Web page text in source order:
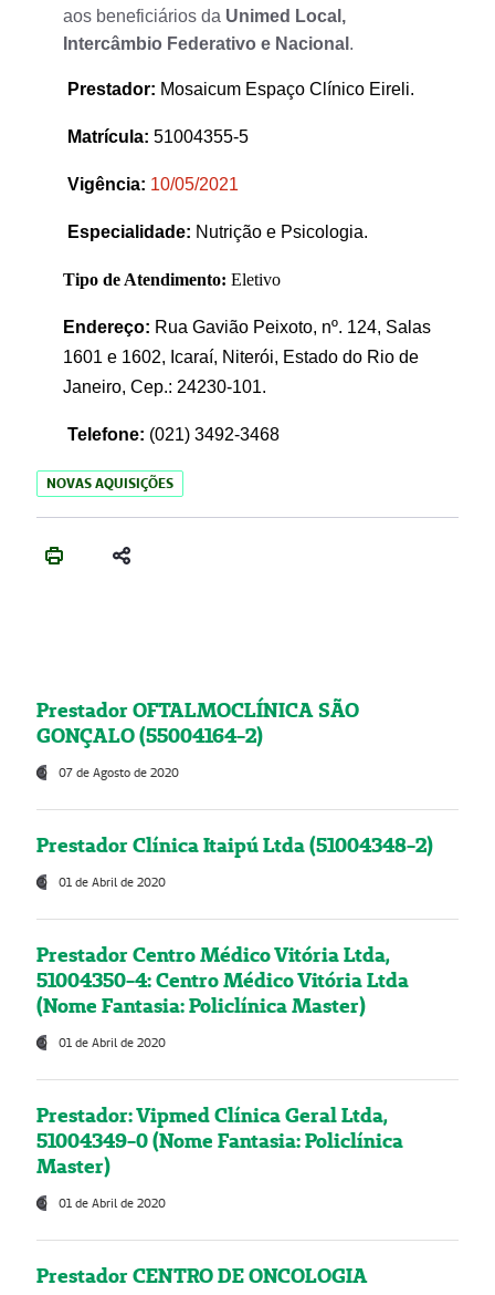
aos beneficiários da Unimed Local,
Intercâmbio Federativo e Nacional .
Prestador: Mosaicum Espaço Clínico Eireli.
Matrícula: 51004355-5
Vigência: 10/05/2021
Especialidade: Nutrição e Psicologia.
Tipo de Atendimento: Eletivo
Endereço: Rua Gavião Peixoto, nº. 124, Salas
1601 e 1602, Icaraí, Niterói, Estado do Rio de
Janeiro, Cep.: 24230-101.
Telefone: (021) 3492-3468
NOVAS AQUISIÇÕES
Prestador OFTALMOCLÍNICA SÃO
GONÇALO (55004164-2)
07 de Agosto de 2020
Prestador Clínica Itaipú Ltda (51004348-2)
01 de Abril de 2020
Prestador Centro Médico Vitória Ltda,
51004350-4: Centro Médico Vitória Ltda
(Nome Fantasia: Policlínica Master)
01 de Abril de 2020
Prestador: Vipmed Clínica Geral Ltda,
51004349-0 (Nome Fantasia: Policlínica
Master)
01 de Abril de 2020
Prestador CENTRO DE ONCOLOGIA